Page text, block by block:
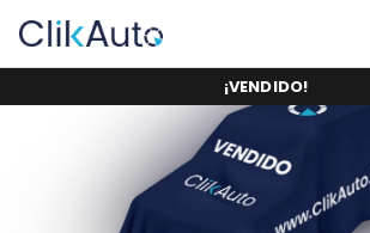
¡VENDIDO!